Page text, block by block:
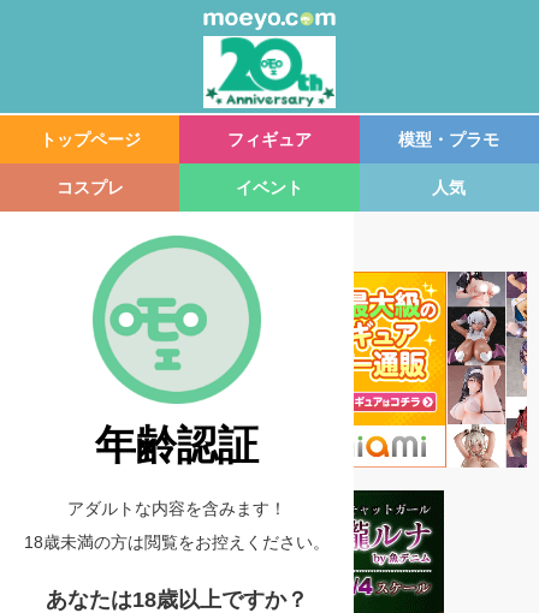
トップページ フィギュア 模型・プラモ
コスプレ イベント 人気
年齢認証
アダルトな内容を含みます！
18歳未満の方は閲覧をお控えください。
あなたは18歳以上ですか？